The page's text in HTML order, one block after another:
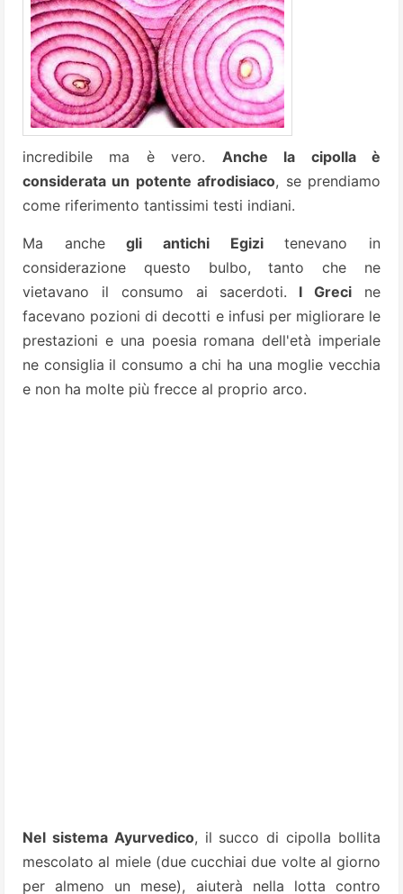
incredibile ma è vero. Anche la cipolla è
considerata un potente afrodisiaco, se prendiamo
come riferimento tantissimi testi indiani.
Ma anche gli antichi Egizi tenevano in
considerazione questo bulbo, tanto che ne
vietavano il consumo ai sacerdoti. I Greci ne
facevano pozioni di decotti e infusi per migliorare le
prestazioni e una poesia romana dell'età imperiale
ne consiglia il consumo a chi ha una moglie vecchia
e non ha molte più frecce al proprio arco.
Nel sistema Ayurvedico, il succo di cipolla bollita
mescolato al miele (due cucchiai due volte al giorno
per almeno un mese), aiuterà nella lotta contro